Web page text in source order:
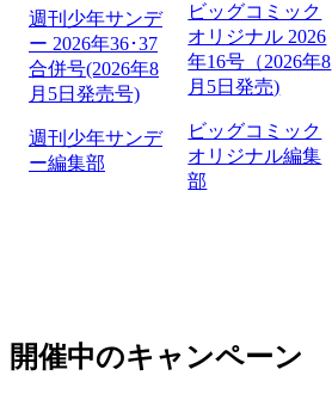
週刊少年サンデ
ー 2026年36･37
合併号(2026年8
月5日発売号)
週刊少年サンデ
ー編集部
ビッグコミック
オリジナル 2026
年16号（2026年8
月5日発売)
ビッグコミック
オリジナル編集
部
開催中のキャンペーン